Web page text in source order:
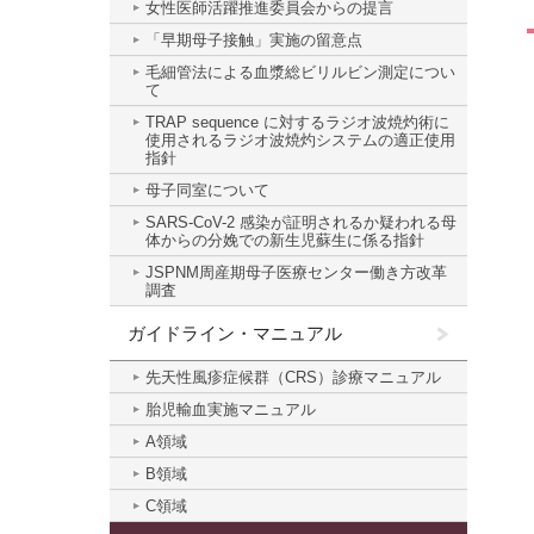
女性医師活躍推進委員会からの提言
「早期母子接触」実施の留意点
毛細管法による血漿総ビリルビン測定につい
て
TRAP sequence に対するラジオ波焼灼術に
使用されるラジオ波焼灼システムの適正使用
指針
母子同室について
SARS-CoV-2 感染が証明されるか疑われる母
体からの分娩での新生児蘇生に係る指針
JSPNM周産期母子医療センター働き方改革
調査
ガイドライン・マニュアル
先天性風疹症候群（CRS）診療マニュアル
胎児輸血実施マニュアル
A領域
B領域
C領域